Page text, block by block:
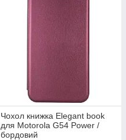
Чохол книжка Elegant book
для Motorola G54 Power /
бордовий